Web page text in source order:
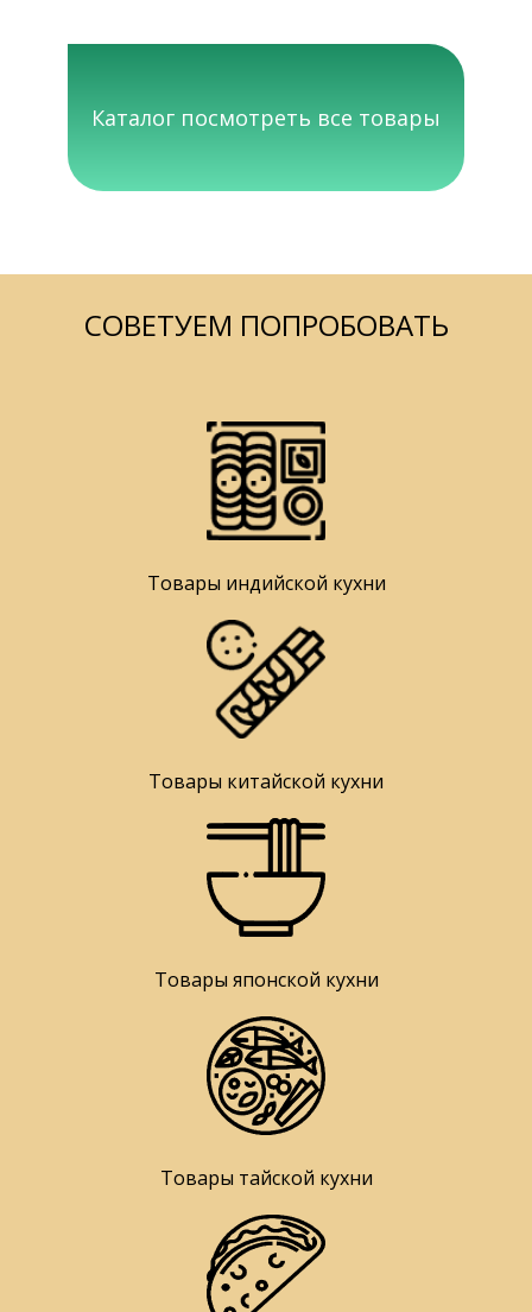
Каталог посмотреть все товары
СОВЕТУЕМ ПОПРОБОВАТЬ
Товары индийской кухни
Товары китайской кухни
Товары японской кухни
Товары тайской кухни